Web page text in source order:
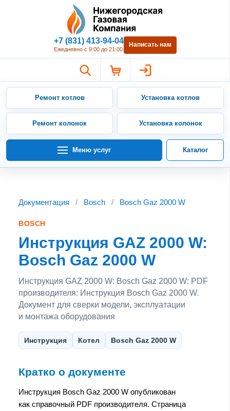
Нижегородская Газовая
+7 (831) 413-94-04
Ежедневно с 9:00 до 21:00
Написать нам
Ремонт котлов Установка котлов
Ремонт колонок Установка колонок
Меню услуг Каталог
Документация / Bosch / Bosch Gaz 2000 W
BOSCH
Инструкция GAZ 2000 W:
Bosch Gaz 2000 W
Инструкция GAZ 2000 W: Bosch Gaz 2000 W: PDF
производителя: Инструкция Bosch Gaz 2000 W.
Документ для сверки модели, эксплуатации
и монтажа оборудования
Инструкция Котел Bosch Gaz 2000 W
Кратко о документе
Инструкция Bosch Gaz 2000 W опубликован
как справочный PDF производителя. Страница